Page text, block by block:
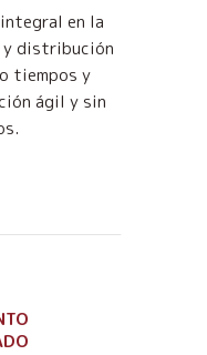
en la
y distribución
tiempos y
ágil y sin